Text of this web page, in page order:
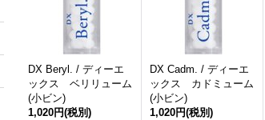
DX Beryl. / ディーエ
ックス ベリリューム
(小ビン)
1,020円(税別)
DX Cadm. / ディーエ
ックス カドミューム
(小ビン)
1,020円(税別)